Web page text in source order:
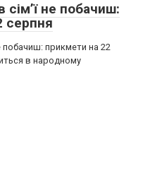
сім’ї не побачиш:
серпня
побачиш: прикмети на 22
в народному